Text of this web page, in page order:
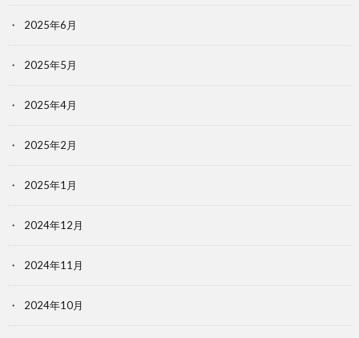
2025年6月
2025年5月
2025年4月
2025年2月
2025年1月
2024年12月
2024年11月
2024年10月